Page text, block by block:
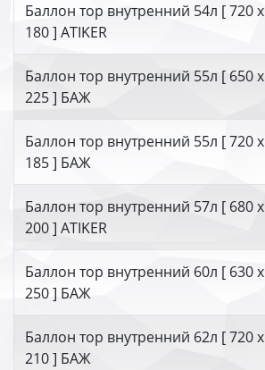
Баллон тор внутренний 54л [ 720 х
180 ] ATIKER
Баллон тор внутренний 55л [ 650 х
225 ] БАЖ
Баллон тор внутренний 55л [ 720 х
185 ] БАЖ
Баллон тор внутренний 57л [ 680 х
200 ] ATIKER
Баллон тор внутренний 60л [ 630 х
250 ] БАЖ
Баллон тор внутренний 62л [ 720 х
210 ] БАЖ